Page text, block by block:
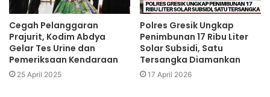
Cegah Pelanggaran
Prajurit, Kodim Abdya
Gelar Tes Urine dan
Pemeriksaan Kendaraan
25 April 2025
Polres Gresik Ungkap
Penimbunan 17 Ribu Liter
Solar Subsidi, Satu
Tersangka Diamankan
17 April 2026